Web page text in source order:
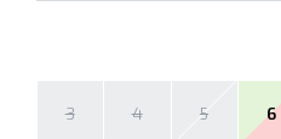
3 4 5 6